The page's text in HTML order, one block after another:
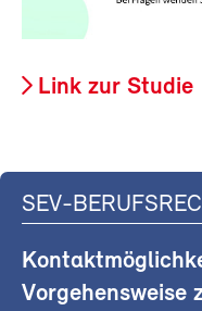
Link zur Studie
SEV-
Vorgehensweise